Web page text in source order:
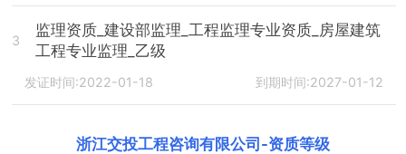
3
监理资质_建设部监理_工程监理专业资质_房屋建筑
工程专业监理_乙级
发证时间:2022-01-18 到期时间:2027-01-12
浙江交投工程咨询有限公司 -资质等级